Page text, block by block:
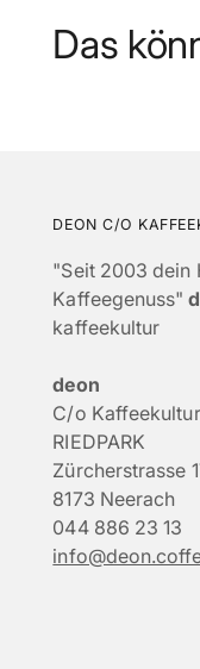
Das
DEON C/O
"Seit 2003 dein
Kaffeegenuss"
kaffeekultur
deon
C/o
RIEDPARK
Zürcherstrasse
8173 Neerach
044 886 23 13